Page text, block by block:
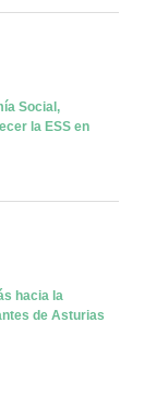
Social,
la ESS en
hacia la
de Asturias